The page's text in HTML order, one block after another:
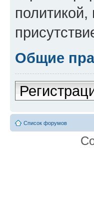
Общие
Список форумов